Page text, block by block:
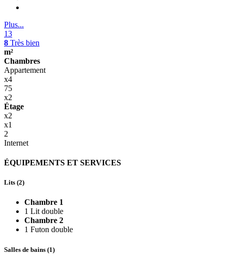
Plus...
13
8 Très bien
m²
Chambres
Appartement
x4
75
x2
Étage
x2
x1
2
Internet
ÉQUIPEMENTS ET SERVICES
Lits (2)
Chambre 1
1 Lit double
Chambre 2
1 Futon double
Salles de bains (1)